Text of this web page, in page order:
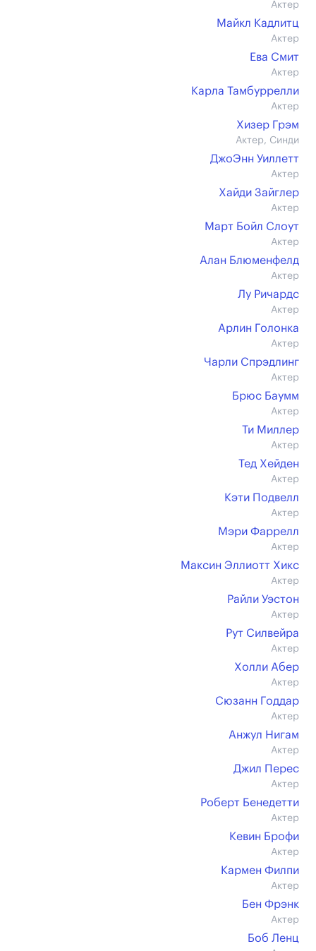
Актер
Майкл Кадлитц
Актер
Ева Смит
Актер
Карла Тамбуррелли
Актер
Хизер Грэм
Актер, Синди
ДжоЭнн Уиллетт
Актер
Хайди Зайглер
Актер
Март Бойл Слоут
Актер
Алан Блюменфелд
Актер
Лу Ричардс
Актер
Арлин Голонка
Актер
Чарли Спрэдлинг
Актер
Брюс Баумм
Актер
Ти Миллер
Актер
Тед Хейден
Актер
Кэти Подвелл
Актер
Мэри Фаррелл
Актер
Максин Эллиотт Хикс
Актер
Райли Уэстон
Актер
Рут Силвейра
Актер
Холли Абер
Актер
Сюзанн Годдар
Актер
Анжул Нигам
Актер
Джил Перес
Актер
Роберт Бенедетти
Актер
Кевин Брофи
Актер
Кармен Филпи
Актер
Бен Фрэнк
Актер
Боб Ленц